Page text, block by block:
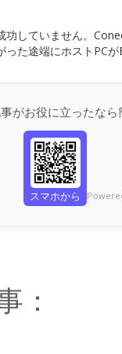
功していません。
た途端にホストPCが
がお役に立ったなら
スマホから
：